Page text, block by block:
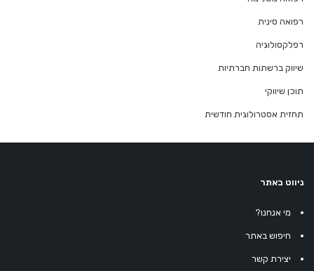
רפואה סינית
רפלקסולוגיה
שיווק ברשתות חברתיות
תוכן שיווקי
תחזית אסטרולוגית חודשית
ניווט באתר
מי אנחנו?
חיפוש באתר
יצירת קשר